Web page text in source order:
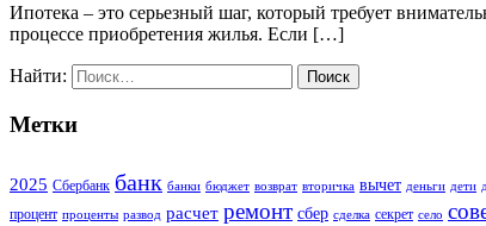
Ипотека – это серьезный шаг, который требует
процессе приобретения жилья. Если […]
Найти:
Метки
2025 Сбербанк банк банки бюджет возврат вторичка вычет деньги дети
процент проценты развод расчет ремонт сбер сделка секрет село